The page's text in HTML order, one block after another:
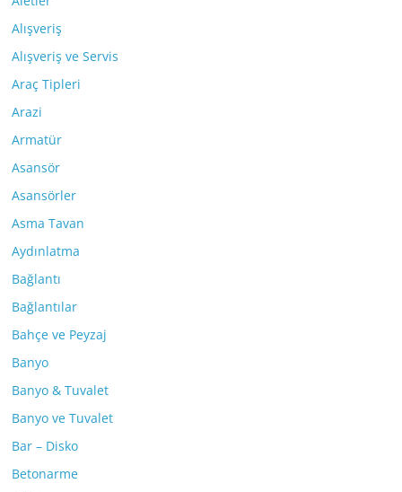
Alışveriş
Alışveriş ve Servis
Araç Tipleri
Arazi
Armatür
Asansör
Asansörler
Asma Tavan
Aydınlatma
Bağlantı
Bağlantılar
Bahçe ve Peyzaj
Banyo
Banyo & Tuvalet
Banyo ve Tuvalet
Bar – Disko
Betonarme